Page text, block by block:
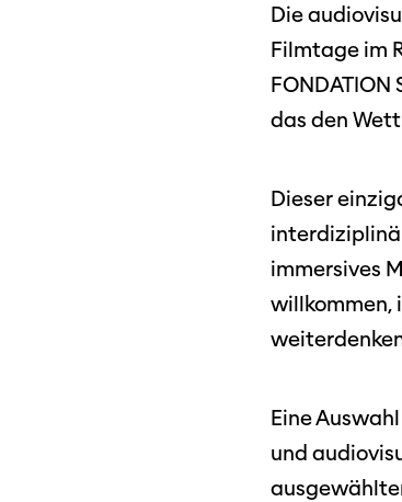
Die
Filmtage im
das den
Dieser
immersives
willkommen,
Eine
und